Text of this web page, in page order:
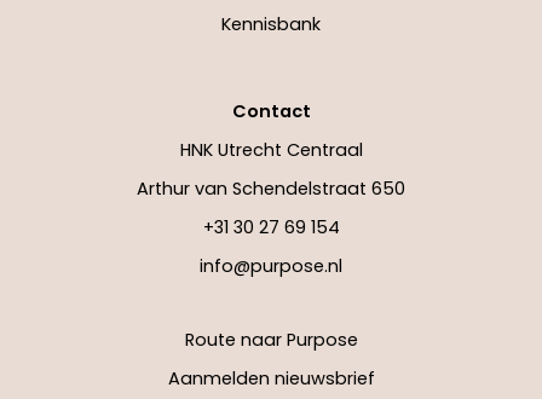
Kennisbank
Contact
HNK Utrecht Centraal
Arthur van Schendelstraat 650
+31 30 27 69 154
info@purpose.nl
Route naar Purpose
Aanmelden nieuwsbrief